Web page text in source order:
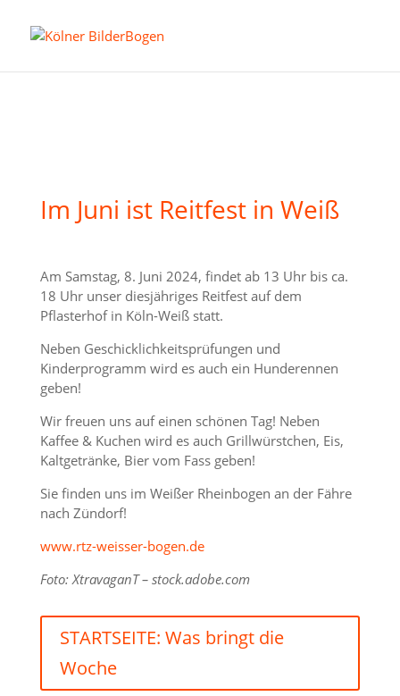
Im Juni ist Reitfest in Weiß
Am Samstag, 8. Juni 2024, findet ab 13 Uhr bis ca.
18 Uhr unser diesjähriges Reitfest auf dem
Pflasterhof in Köln-Weiß statt.
Neben Geschicklichkeitsprüfungen und
Kinderprogramm wird es auch ein Hunderennen
geben!
Wir freuen uns auf einen schönen Tag! Neben
Kaffee & Kuchen wird es auch Grillwürstchen, Eis,
Kaltgetränke, Bier vom Fass geben!
Sie finden uns im Weißer Rheinbogen an der Fähre
nach Zündorf!
www.rtz-weisser-bogen.de
Foto: XtravaganT – stock.adobe.com
STARTSEITE: Was bringt die
Woche